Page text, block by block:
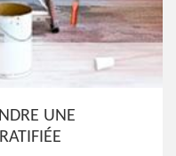
UNE